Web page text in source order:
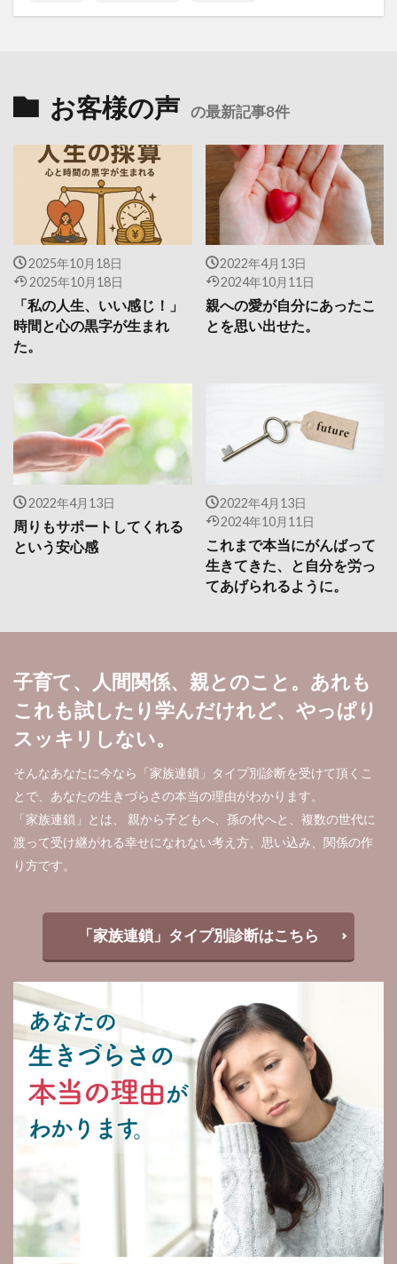
お客様の声 の最新記事8件
2025年10月18日
2025年10月18日
「私の人生、いい感じ！」
時間と心の黒字が生まれ
た。
2022年4月13日
2024年10月11日
親への愛が自分にあったこ
とを思い出せた。
2022年4月13日
周りもサポートしてくれる
という安心感
2022年4月13日
2024年10月11日
これまで本当にがんばって
生きてきた、と自分を労っ
てあげられるように。
子育て、人間関係、親とのこと。あれも
これも試したり学んだけれど、やっぱり
スッキリしない。
そんなあなたに今なら「家族連鎖」タイプ別診断を受けて頂くこ
とで、あなたの生きづらさの本当の理由がわかります。
「家族連鎖」とは、 親から子どもへ、孫の代へと、複数の世代に
渡って受け継がれる幸せになれない考え方、思い込み、関係の作
り方です。
「家族連鎖」タイプ別診断はこちら